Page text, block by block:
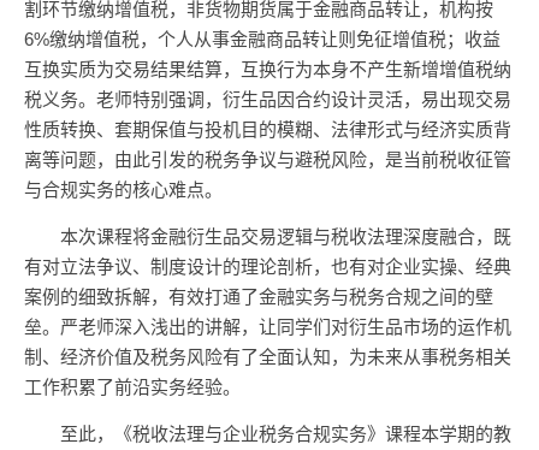
割环节缴纳增值税，非货物期货属于金融商品转让，机构按
6%缴纳增值税，个人从事金融商品转让则免征增值税；收益
互换实质为交易结果结算，互换行为本身不产生新增增值税纳
税义务。老师特别强调，衍生品因合约设计灵活，易出现交易
性质转换、套期保值与投机目的模糊、法律形式与经济实质背
离等问题，由此引发的税务争议与避税风险，是当前税收征管
与合规实务的核心难点。
本次课程将金融衍生品交易逻辑与税收法理深度融合，既
有对立法争议、制度设计的理论剖析，也有对企业实操、经典
案例的细致拆解，有效打通了金融实务与税务合规之间的壁
垒。严老师深入浅出的讲解，让同学们对衍生品市场的运作机
制、经济价值及税务风险有了全面认知，为未来从事税务相关
工作积累了前沿实务经验。
至此，《税收法理与企业税务合规实务》课程本学期的教